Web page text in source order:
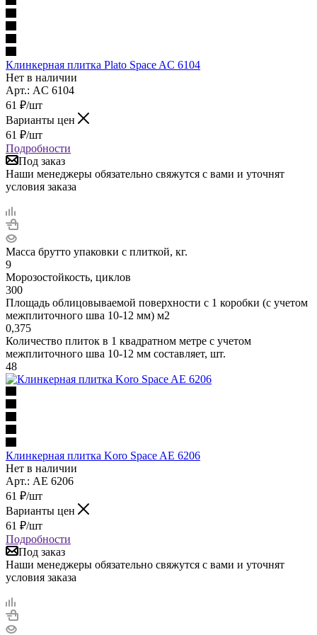
Клинкерная плитка Plato Space AC 6104
Нет в наличии
Арт.: AC 6104
61 ₽/шт
Варианты цен
61 ₽/шт
Подробности
Под заказ
Наши менеджеры обязательно свяжутся с вами и уточнят
условия заказа
Масса брутто упаковки с плиткой, кг.
9
Морозостойкость, циклов
300
Площадь облицовываемой поверхности с 1 коробки (с учетом
межплиточного шва 10-12 мм) м2
0,375
Количество плиток в 1 квадратном метре с учетом
межплиточного шва 10-12 мм составляет, шт.
48
Клинкерная плитка Koro Space AE 6206
Нет в наличии
Арт.: AE 6206
61 ₽/шт
Варианты цен
61 ₽/шт
Подробности
Под заказ
Наши менеджеры обязательно свяжутся с вами и уточнят
условия заказа